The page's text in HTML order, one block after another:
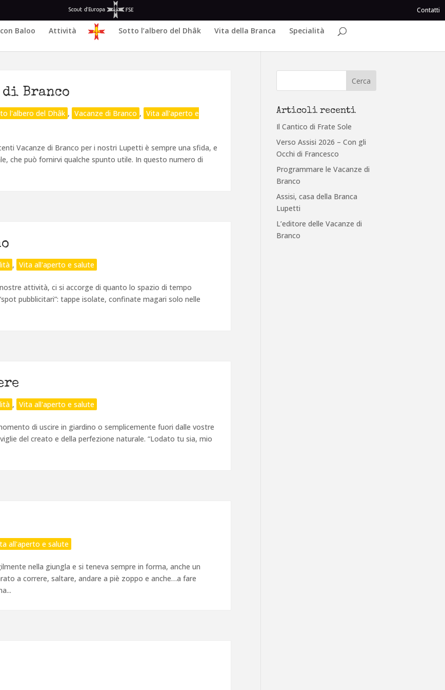
Contatti
Baloo Attività Sotto l’albero del Dhâk Vita della Branca Specialità
di Branco
l'albero del Dhâk , Vacanze di Branco , Vita all'aperto e
Vacanze di Branco per i nostri Lupetti è sempre una sfida, e
che può fornirvi qualche spunto utile. In questo numero di
, Vita all'aperto e salute
attività, ci si accorge di quanto lo spazio di tempo
pubblicitari”: tappe isolate, confinate magari solo nelle
, Vita all'aperto e salute
di uscire in giardino o semplicemente fuori dalle vostre
del creato e della perfezione naturale. “Lodato tu sia, mio
all'aperto e salute
nella giungla e si teneva sempre in forma, anche un
a correre, saltare, andare a piè zoppo e anche…a fare
Articoli recenti
Il Cantico di Frate Sole
Verso Assisi 2026 – Con gli
Occhi di Francesco
Programmare le Vacanze di
Branco
Assisi, casa della Branca
Lupetti
L’editore delle Vacanze di
Branco